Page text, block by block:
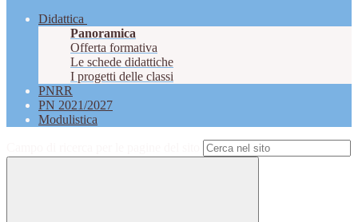
Didattica
Panoramica
Offerta formativa
Le schede didattiche
I progetti delle classi
PNRR
PN 2021/2027
Modulistica